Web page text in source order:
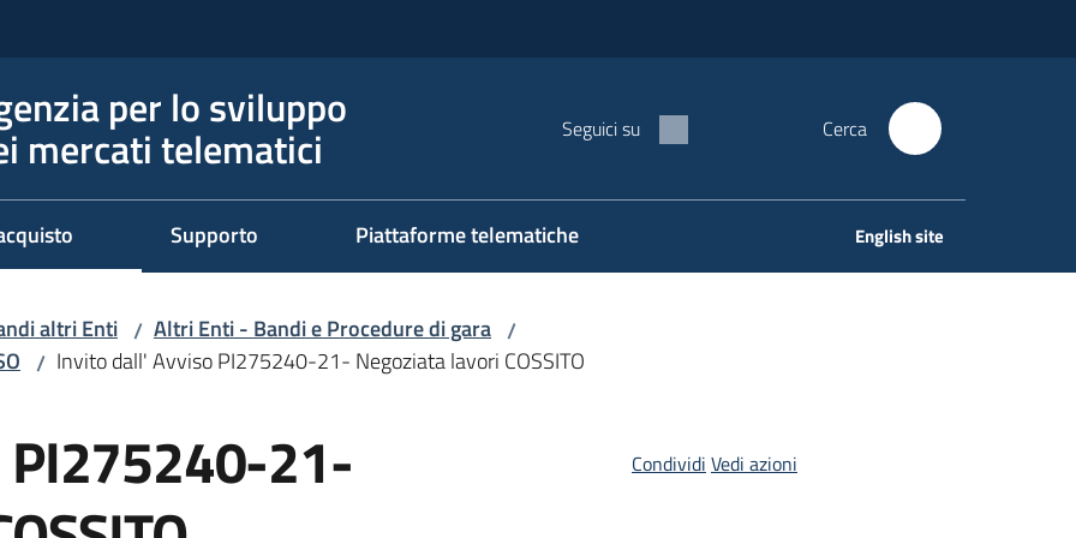
per lo sviluppo
mercati telematici Seguici su Cerca
Supporto Piattaforme telematiche English site
altri Enti / Altri Enti - Bandi e Procedure di gara /
/ Invito dall' Avviso PI275240-21- Negoziata lavori COSSITO
21-
Condividi Vedi azioni